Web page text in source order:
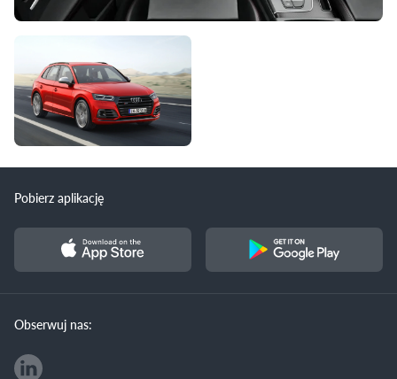
Pobierz aplikację
Obserwuj nas: